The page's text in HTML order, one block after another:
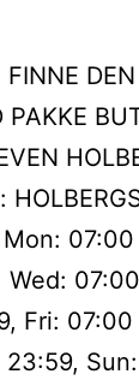
FINNE
PAKKE
07:00
Fri: 07:00
23:59,